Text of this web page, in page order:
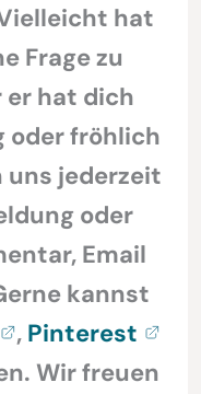
hat
Frage zu
hat dich
oder fröhlich
jederzeit
oder
Email
kannst
, Pinterest
Wir freuen